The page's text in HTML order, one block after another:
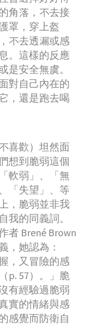
角落，不去接
罩，穿上盔
不去透漏或感
。這樣的反應
是安全無虞。
對自己內在的
，還是跑去喝
喜歡）坦然面
想到脆弱這個
軟弱」、「無
「失望」、等
，脆弱並非我
我的同義詞。
者 Brené Brown
，她認為：
，又冒險的感
p. 57）。」脆
有經驗過脆弱
實的情緒與感
感覺而防衛自